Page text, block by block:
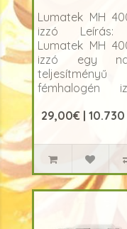
Lumatek MH
izzó
Lumatek MH
izzó egy
teljesítményű
fémhalogén
29,00€ | 10.730